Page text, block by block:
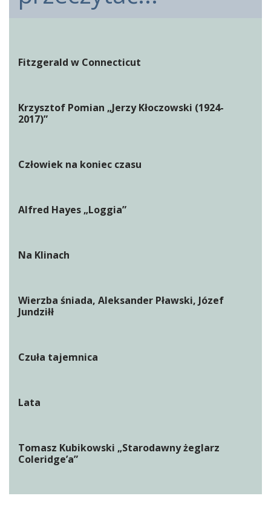
Fitzgerald w Connecticut
Krzysztof Pomian „Jerzy Kłoczowski (1924-
2017)”
Człowiek na koniec czasu
Alfred Hayes „Loggia”
Na Klinach
Wierzba śniada, Aleksander Pławski, Józef
Jundziłł
Czuła tajemnica
Lata
Tomasz Kubikowski „Starodawny żeglarz
Coleridge’a”